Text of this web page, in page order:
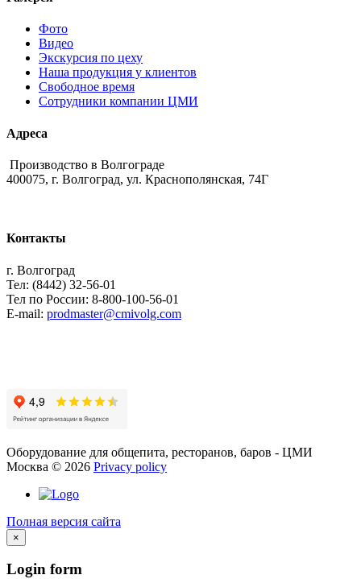
Фото
Видео
Экскурсия по цеху
Наша продукция у клиентов
Свободное время
Сотрудники компании ЦМИ
Адреса
Производство в Волгограде
400075, г. Волгоград, ул. Краснополянская, 74Г
Контакты
г. Волгоград
Тел: (8442) 32-56-01
Тел по России: 8-800-100-56-01
E-mail: prodmaster@cmivolg.com
Оборудование для общепита, ресторанов, баров - ЦМИ
Москва © 2026 Privacy policy
Полная версия сайта
×
Login form